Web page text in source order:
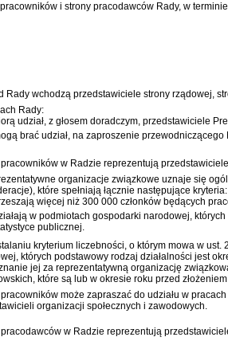
i strony pracodawców Rady, w
Rady wchodzą przedstawiciele strony rządowej,
Rady:
udział, z głosem doradczym, przedstawiciele
brać udział, na zaproszenie
w Radzie reprezentują
organizacje związkowe uznaje się
które spełniają łącznie następujące kryteria:
więcej niż 300 000 członków będących
w podmiotach gospodarki narodowej,
publicznej.
kryterium liczebności, o którym mowa w
których podstawowy rodzaj działalności jest
jej za reprezentatywną organizację
które są lub w okresie roku przed
może zapraszać do udziału w
organizacji społecznych i zawodowych.
w Radzie reprezentują